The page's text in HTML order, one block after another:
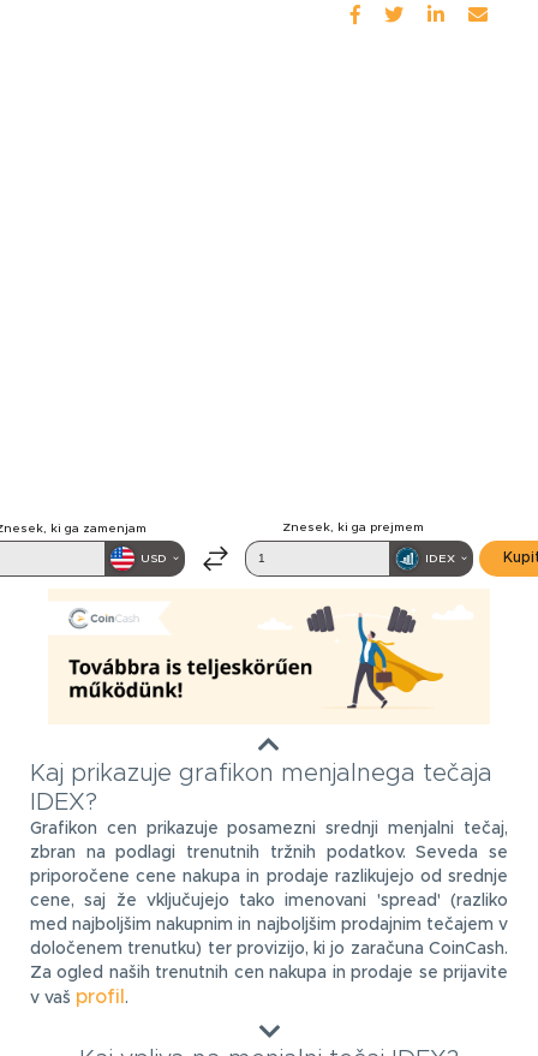
Kaj prikazuje grafikon menjalnega tečaja
IDEX?
Grafikon cen prikazuje posamezni srednji menjalni tečaj,
zbran na podlagi trenutnih tržnih podatkov. Seveda se
priporočene cene nakupa in prodaje razlikujejo od srednje
cene, saj že vključujejo tako imenovani 'spread' (razliko
med najboljšim nakupnim in najboljšim prodajnim tečajem v
določenem trenutku) ter provizijo, ki jo zaračuna CoinCash.
Za ogled naših trenutnih cen nakupa in prodaje se prijavite
v vaš profil .